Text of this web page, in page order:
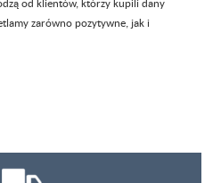
zarówno pozytywne, jak i